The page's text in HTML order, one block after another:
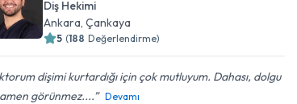
Diş Hekimi
Ankara, Çankaya
5 (188 Değerlendirme)
dişimi kurtardığı için çok mutluyum. Dahası, dolgu
görünmez....
Devamı